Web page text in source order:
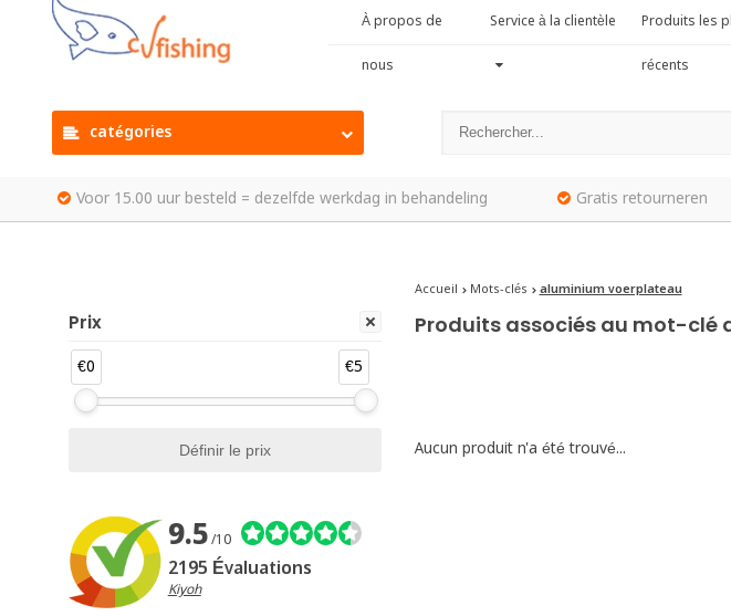
À propos de
nous
Service à la clientèle Produits les
récents
catégories
Voor 15.00 uur besteld = dezelfde werkdag in behandeling Gratis retourneren
Prix
€0 €5
9.5/10
2195 Évaluations
Kiyoh
Accueil Mots-clés aluminium voerplateau
Produits associés au mot-clé
Aucun produit n'a été trouvé...